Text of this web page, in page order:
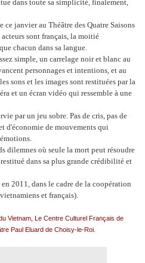
dans toute sa simplicité, finalement,
janvier au Théâtre des Quatre Saisons
sont français, la moitié
chacun dans sa langue.
simple, un carrelage noir et blanc au
personnages et intentions, et au
sons et les images sont restituées par la
et un écran vidéo qui ressemble à une
par un jeu sobre. Pas de cris, pas de
d'économie de mouvements qui
dilemnes où seule la mort peut résoudre
dans sa plus grande crédibilité et
2011, dans le cadre de la coopération
et français).
Vietnam, Le Centre Culturel Français de
Paul Eluard de Choisy-le-Roi.